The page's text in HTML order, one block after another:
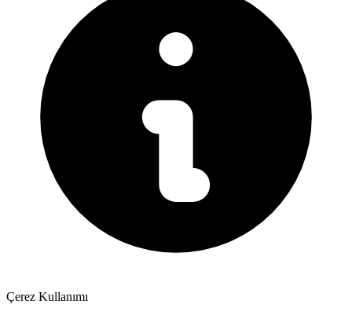
Çerez Kullanımı